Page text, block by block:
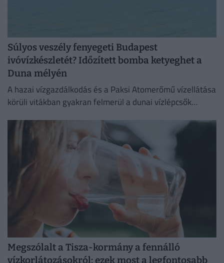
Súlyos veszély fenyegeti Budapest
ivóvízkészletét? Időzített bomba ketyeghet a
Duna mélyén
A hazai vízgazdálkodás és a Paksi Atomerőmű vízellátása
körüli vitákban gyakran felmerül a dunai vízlépcsők
évszázados,...
Megszólalt a Tisza-kormány a fennálló
vízkorlátozásokról: ezek most a legfontosabb